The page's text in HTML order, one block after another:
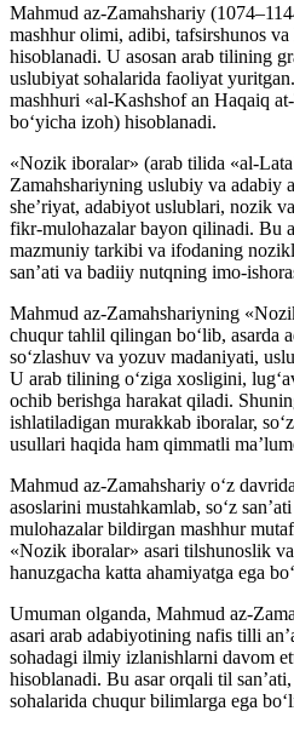
Mahmud az-Zamahshariy
mashhur olimi, adibi, tafsirshunos
hisoblanadi. U asosan arab tilining
uslubiyat sohalarida faoliyat
mashhuri «al-Kashshof an Haqaiq
bo‘yicha izoh) hisoblanadi.
«Nozik iboralar» (arab tilida «al-
Zamahshariyning uslubiy va adabiy
she’riyat, adabiyot uslublari, nozik
fikr-mulohazalar bayon qilinadi. Bu
mazmuniy tarkibi va ifodaning
san’ati va badiiy nutqning imo-
Mahmud az-Zamahshariyning
chuqur tahlil qilingan bo‘lib, asarda
so‘zlashuv va yozuv madaniyati,
U arab tilining o‘ziga xosligini,
ochib berishga harakat qiladi.
ishlatiladigan murakkab iboralar,
usullari haqida ham qimmatli
Mahmud az-Zamahshariy o‘z
asoslarini mustahkamlab, so‘z
mulohazalar bildirgan mashhur
«Nozik iboralar» asari tilshunoslik
hanuzgacha katta ahamiyatga ega
Umuman olganda, Mahmud az-
asari arab adabiyotining nafis tilli
sohadagi ilmiy izlanishlarni davom
hisoblanadi. Bu asar orqali til
sohalarida chuqur bilimlarga ega